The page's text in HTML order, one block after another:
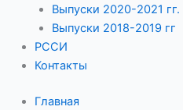
Выпуски 2020-2021 гг.
Выпуски 2018-2019 гг
РССИ
Контакты
Главная